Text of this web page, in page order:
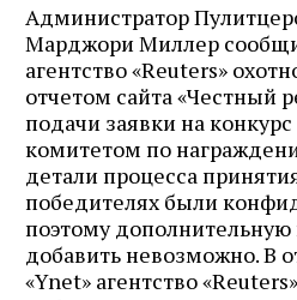
Администратор
Марджори Миллер
агентство «Reuters»
отчетом сайта «Честный
подачи заявки на
комитетом по
детали процесса
победителях были
поэтому
добавить невозможно. В
«Ynet» агентство